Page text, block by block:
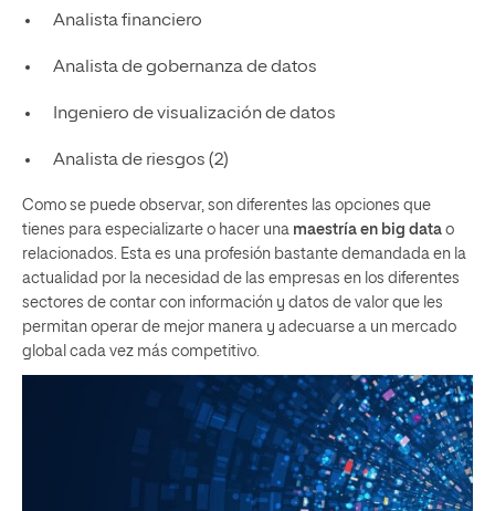
Analista financiero
Analista de gobernanza de datos
Ingeniero de visualización de datos
Analista de riesgos (2)
Como se puede observar, son diferentes las opciones que
tienes para especializarte o hacer una maestría en big data o
relacionados. Esta es una profesión bastante demandada en la
actualidad por la necesidad de las empresas en los diferentes
sectores de contar con información y datos de valor que les
permitan operar de mejor manera y adecuarse a un mercado
global cada vez más competitivo.